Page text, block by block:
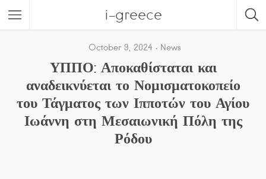
i-greece
October 9, 2024 News
ΥΠΠΟ: Αποκαθίσταται και
αναδεικνύεται το Νομισματοκοπείο
του Τάγματος των Ιπποτών του Αγίου
Ιωάννη στη Μεσαιωνική Πόλη της
Ρόδου